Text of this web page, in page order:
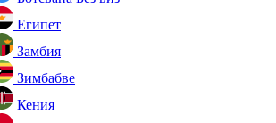
Египет
Замбия
Зимбабве
Кения